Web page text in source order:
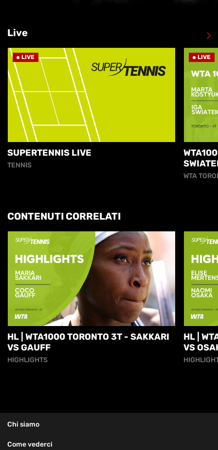
Live
LIVE
SUPERTENNIS LIVE
TENNIS
LIVE
WTA
CONTENUTI CORRELATI
HL | WTA1000 TORONTO 3T - SAKKARI
VS GAUFF
HIGHLIGHTS
HL |
VS
Chi siamo
Come vederci